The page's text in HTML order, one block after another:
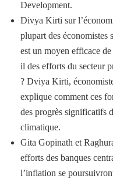
Development.
Divya Kirti sur
plupart des économistes
est un moyen efficace
il des efforts du secteur
? Dviya Kirti,
explique comment ces
des progrès significatifs
climatique.
Gita Gopinath et
efforts des banques
l’inflation se